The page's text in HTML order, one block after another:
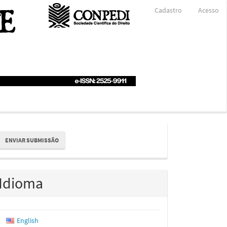
Cadastro Acesso
ENVIAR SUBMISSÃO
Idioma
English